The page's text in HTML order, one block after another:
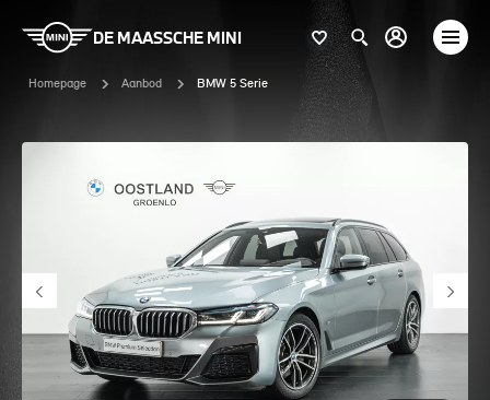
DE MAASSCHE MINI
Homepage Aanbod BMW 5 Serie